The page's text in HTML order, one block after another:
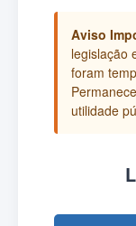
Aviso
legislação
foram
utilidade